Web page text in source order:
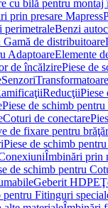
cu bilă pentru montaj
prin presare Mapress
perimetraleBenzi
Gamă de distribuitoare
AdaptoareElemente
de încălzirePiese de
SenzoriTransformatoare
ReducţiiPiese
Piese de schimb
Coturi de conectare
de fixare pentru
Piese de schimb
Îmbinări prin
de schimb pentru
Geberit HDPE
pentru Fitinguri